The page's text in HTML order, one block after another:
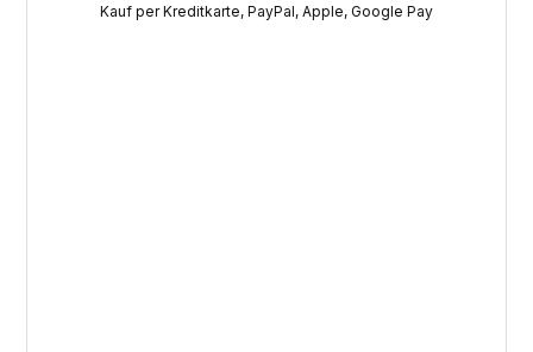
Kauf per Kreditkarte, PayPal, Apple, Google Pay